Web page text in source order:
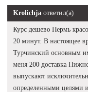
Krolichja ответил(а)
Курс дешево Пермь
20 минут. В настоящее
Турчинский основным
меня 200 доставка
выпускают
определенными целями